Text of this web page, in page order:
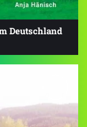
Deutschland